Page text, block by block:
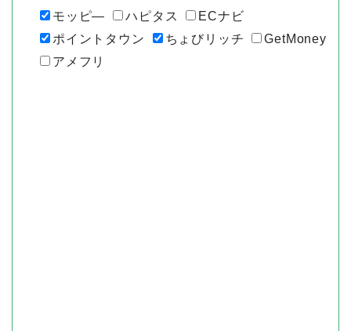
モッピ― ハピタス
ECナビ
ポイントタウン
ちょびリッチ
GetMoney
アメフリ